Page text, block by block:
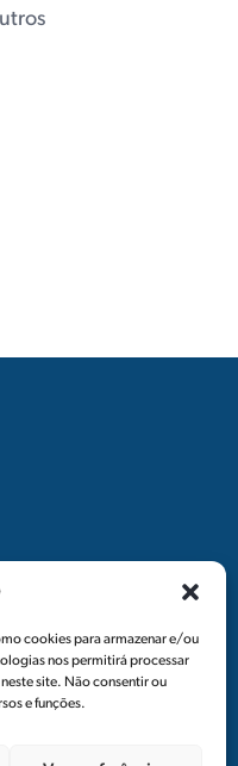
cookies para armazenar e/ou
nos permitirá processar
site. Não consentir ou
e funções.